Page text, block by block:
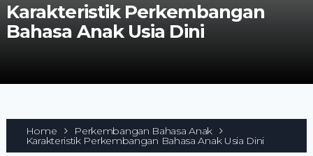
Karakteristik Perkembangan
Bahasa Anak Usia Dini
Home Perkembangan Bahasa Anak
Karakteristik Perkembangan Bahasa Anak Usia Dini